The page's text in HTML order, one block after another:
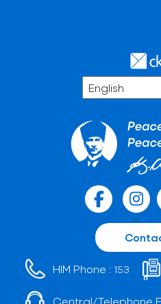
HIM Phone : 153
Central/Telephone